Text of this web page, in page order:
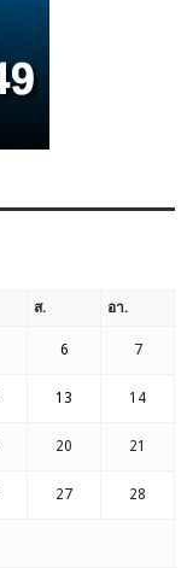
ส. อา.
6 7
13 14
20 21
27 28